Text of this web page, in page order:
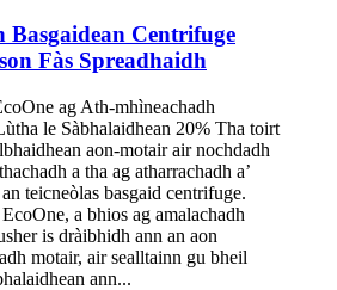
Basgaidean Centrifuge
Fàs Spreadhaidh
ag Ath-mhìneachadh
le Sàbhalaidhean 20% Tha toirt
aon-motair air nochdadh
a tha ag atharrachadh a’
teicneòlas basgaid centrifuge.
a bhios ag amalachadh
is dràibhidh ann an aon
motair, air sealltainn gu bheil
ann...